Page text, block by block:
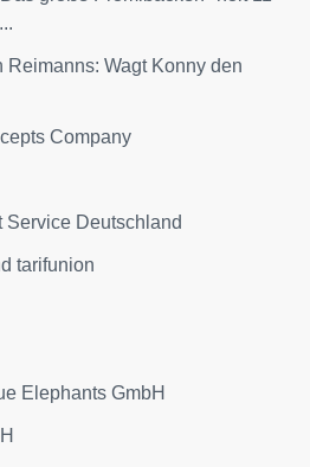
Wagt Konny den
Company
Service Deutschland
tarifunion
Elephants GmbH